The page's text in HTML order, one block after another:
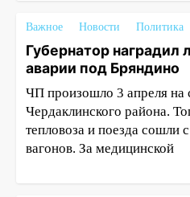
Важное Новости Политика
Губернатор
аварии под Бряндино
ЧП произошло 3 апреля на
Чердаклинского района.
тепловоза и поезда сошли
вагонов. За медицинской